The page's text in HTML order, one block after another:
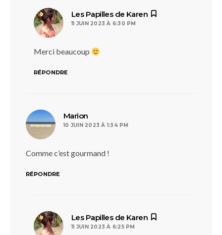
Les Papilles de Karen
11 JUIN 2023 À 6:30 PM
Merci beaucoup
RÉPONDRE
Marion
10 JUIN 2023 À 1:34 PM
Comme c’est gourmand !
RÉPONDRE
Les Papilles de Karen
11 JUIN 2023 À 6:25 PM